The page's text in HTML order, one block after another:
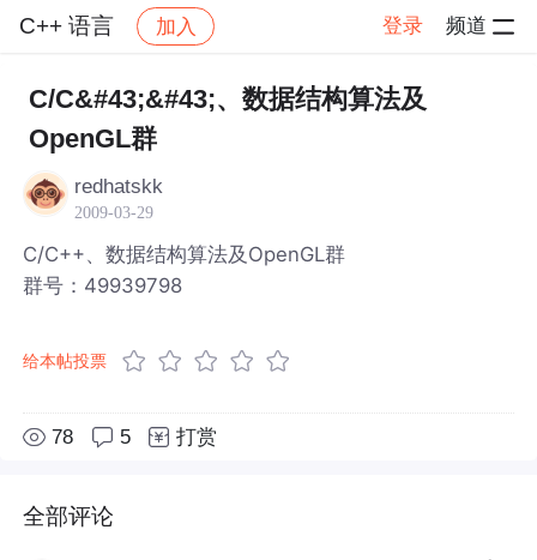
C++ 语言 加入 登录 频道
社区 C++ 语言 帖子详情
C/C&#43;&#43;、数据结构算法及
OpenGL群
redhatskk
2009-03-29
C/C++、数据结构算法及OpenGL群
群号：49939798
给本帖投票
78 5 打赏
全部评论